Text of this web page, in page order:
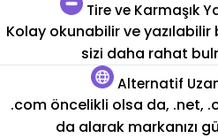
Tire ve Karmaşık
Kolay okunabilir ve
sizi daha rahat
Alternatif
.com öncelikli olsa da, .net,
da alarak markanızı